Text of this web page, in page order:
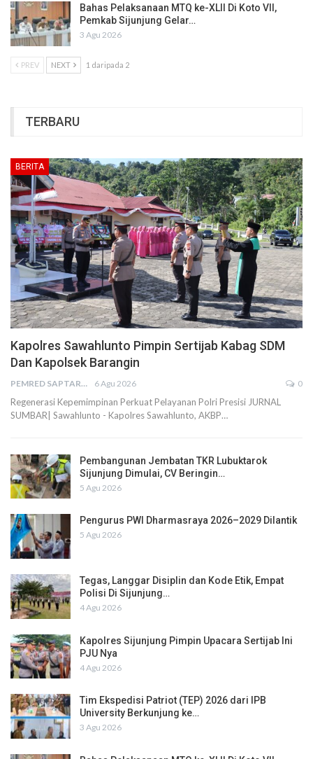
Bahas Pelaksanaan MTQ ke-XLII Di Koto VII,
Pemkab Sijunjung Gelar…
3 Agu 2026
PREV NEXT 1 daripada 2
TERBARU
BERITA
Kapolres Sawahlunto Pimpin Sertijab Kabag SDM
Dan Kapolsek Barangin
PEMRED SAPTARIUS 6 Agu 2026 0
Regenerasi Kepemimpinan Perkuat Pelayanan Polri Presisi JURNAL
SUMBAR| Sawahlunto - Kapolres Sawahlunto, AKBP…
Pembangunan Jembatan TKR Lubuktarok
Sijunjung Dimulai, CV Beringin…
5 Agu 2026
Pengurus PWI Dharmasraya 2026–2029 Dilantik
5 Agu 2026
Tegas, Langgar Disiplin dan Kode Etik, Empat
Polisi Di Sijunjung…
4 Agu 2026
Kapolres Sijunjung Pimpin Upacara Sertijab Ini
PJU Nya
4 Agu 2026
Tim Ekspedisi Patriot (TEP) 2026 dari IPB
University Berkunjung ke…
3 Agu 2026